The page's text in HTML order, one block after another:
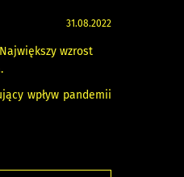
31.08.2022
wzrost
.
wpływ pandemii